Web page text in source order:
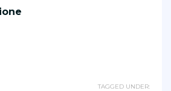
TAGGED UNDER: